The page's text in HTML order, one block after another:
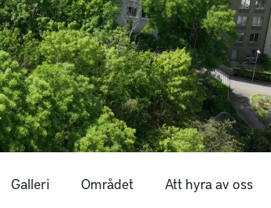
Galleri Området Att hyra av oss